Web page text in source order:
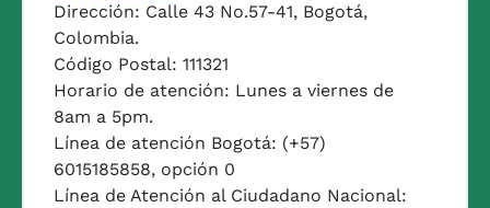
Dirección: Calle 43 No.57-41, Bogotá,
Colombia.
Código Postal: 111321
Horario de atención: Lunes a viernes de
8am a 5pm.
Línea de atención Bogotá: (+57)
6015185858, opción 0
Línea de Atención al Ciudadano Nacional: